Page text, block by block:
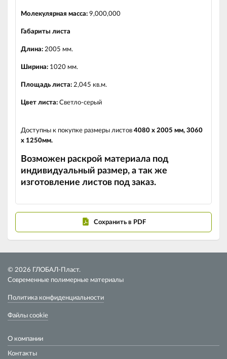
Молекулярная масса: 9,000,000
Габариты листа
Длина: 2005 мм.
Ширина: 1020 мм.
Площадь листа: 2,045 кв.м.
Цвет листа: Светло-серый
Доступны к покупке размеры листов 4080 х 2005 мм, 3060
х 1250мм.
Возможен раскрой материала под
индивидуальный размер, а так же
изготовление листов под заказ.
Сохранить в PDF
© 2026 ГЛОБАЛ-Пласт.
Современные полимерные материалы
Политика конфиденциальности
Файлы cookie
О компании
Контакты